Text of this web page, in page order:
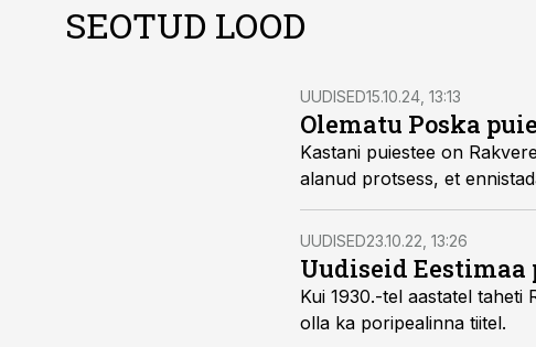
SEOTUD LOOD
UUDISED15.10.24, 13:13
Olematu Poska
Kastani puiestee on
alanud protsess, et
UUDISED23.10.22, 13:26
Uudiseid
Kui 1930.-tel aastatel taheti
olla ka poripealinna tiitel.